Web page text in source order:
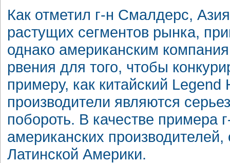
Как отметил г-н Смалдерс,
растущих сегментов рынка,
однако американским
рвения для того, чтобы
примеру, как китайский
производители являются
побороть. В качестве примера
американских
Латинской Америки.